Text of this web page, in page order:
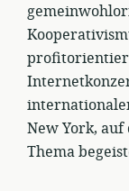
New York,
Thema